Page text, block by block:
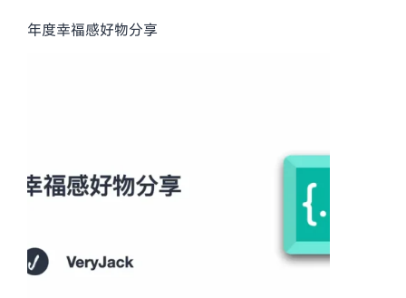
年度幸福感好物分享